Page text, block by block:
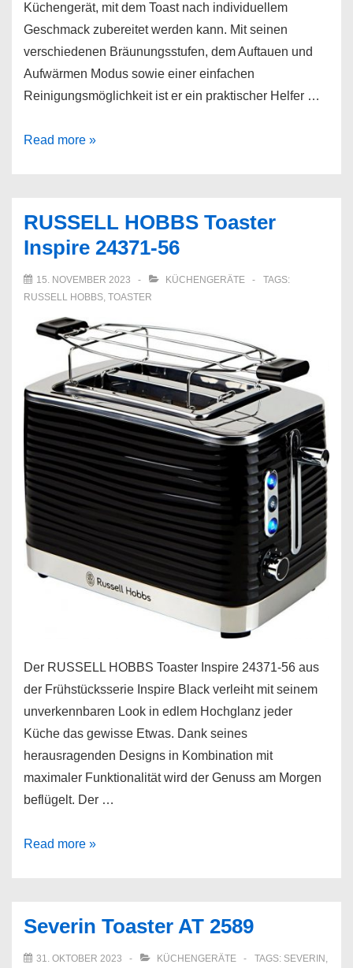
Küchengerät, mit dem Toast nach individuellem
Geschmack zubereitet werden kann. Mit seinen
verschiedenen Bräunungsstufen, dem Auftauen und
Aufwärmen Modus sowie einer einfachen
Reinigungsmöglichkeit ist er ein praktischer Helfer …
Philips
Edition
5000er
Serie
HD2640/10
Read more »
RUSSELL HOBBS Toaster
Inspire 24371-56
15. NOVEMBER 2023 KÜCHENGERÄTE
TAGS:
RUSSELL HOBBS, TOASTER
Der RUSSELL HOBBS Toaster Inspire 24371-56 aus
der Frühstücksserie Inspire Black verleiht mit seinem
unverkennbaren Look in edlem Hochglanz jeder
Küche das gewisse Etwas. Dank seines
herausragenden Designs in Kombination mit
maximaler Funktionalität wird der Genuss am Morgen
beflügelt. Der …
RUSSELL
24371-
56
Read more »
Severin Toaster AT 2589
31. OKTOBER 2023 KÜCHENGERÄTE TAGS: SEVERIN,